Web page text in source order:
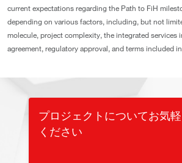
current expectations regarding the Path to FiH
depending on various factors, including, but not
molecule, project complexity, the integrated services
agreement, regulatory approval, and terms included
プロジェクトについてお気
ください